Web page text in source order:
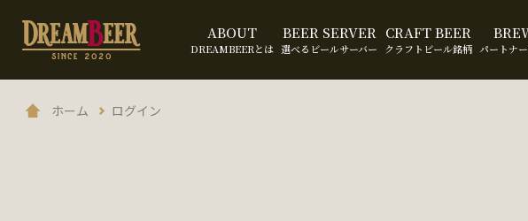
ABOUT
DREAMBEERとは
BEER SERVER
選べるビールサーバー
CRAFT BEER
クラフトビール銘柄 パートナ
ホーム ログイン